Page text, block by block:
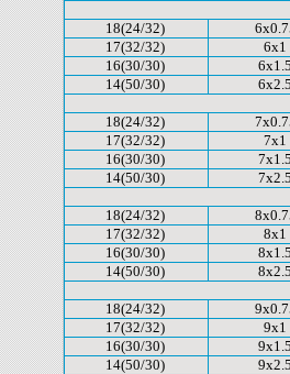
18(24/32)
17(32/32)
6x1
16(30/30)
14(50/30)
18(24/32)
17(32/32)
7x1
16(30/30)
14(50/30)
18(24/32)
17(32/32)
8x1
16(30/30)
14(50/30)
18(24/32)
17(32/32)
9x1
16(30/30)
14(50/30)